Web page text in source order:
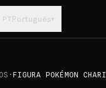
PTPortuguês▾
·FIGURA POKÉMON